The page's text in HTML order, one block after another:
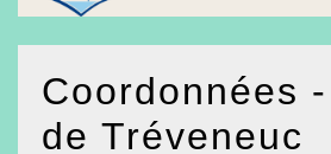
Coordonnées
de Tréveneuc